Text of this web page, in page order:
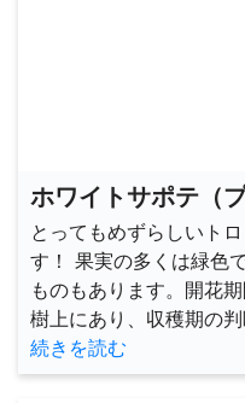
ホワイトサポテ（
とってもめずらしいト
す！ 果実の多くは緑色
ものもあります。開花
樹上にあり、収穫期の判
続きを読む